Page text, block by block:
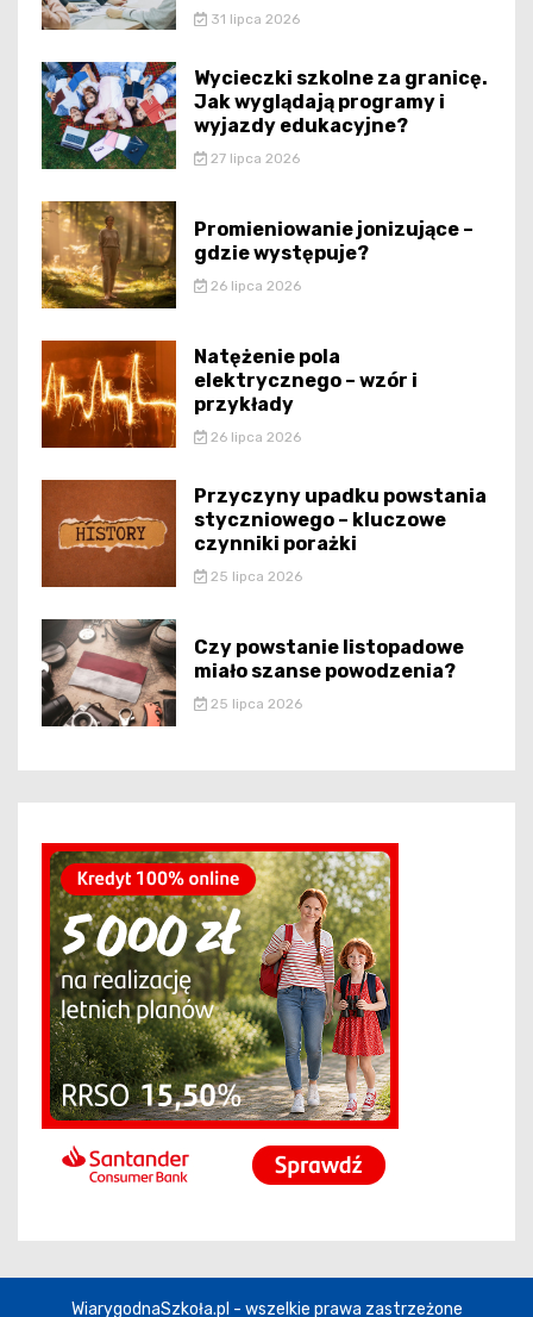
31 lipca 2026
Wycieczki szkolne za granicę.
Jak wyglądają programy i
wyjazdy edukacyjne?
27 lipca 2026
Promieniowanie jonizujące –
gdzie występuje?
26 lipca 2026
Natężenie pola
elektrycznego – wzór i
przykłady
26 lipca 2026
Przyczyny upadku powstania
styczniowego – kluczowe
czynniki porażki
25 lipca 2026
Czy powstanie listopadowe
miało szanse powodzenia?
25 lipca 2026
WiarygodnaSzkoła.pl - wszelkie prawa zastrzeżone